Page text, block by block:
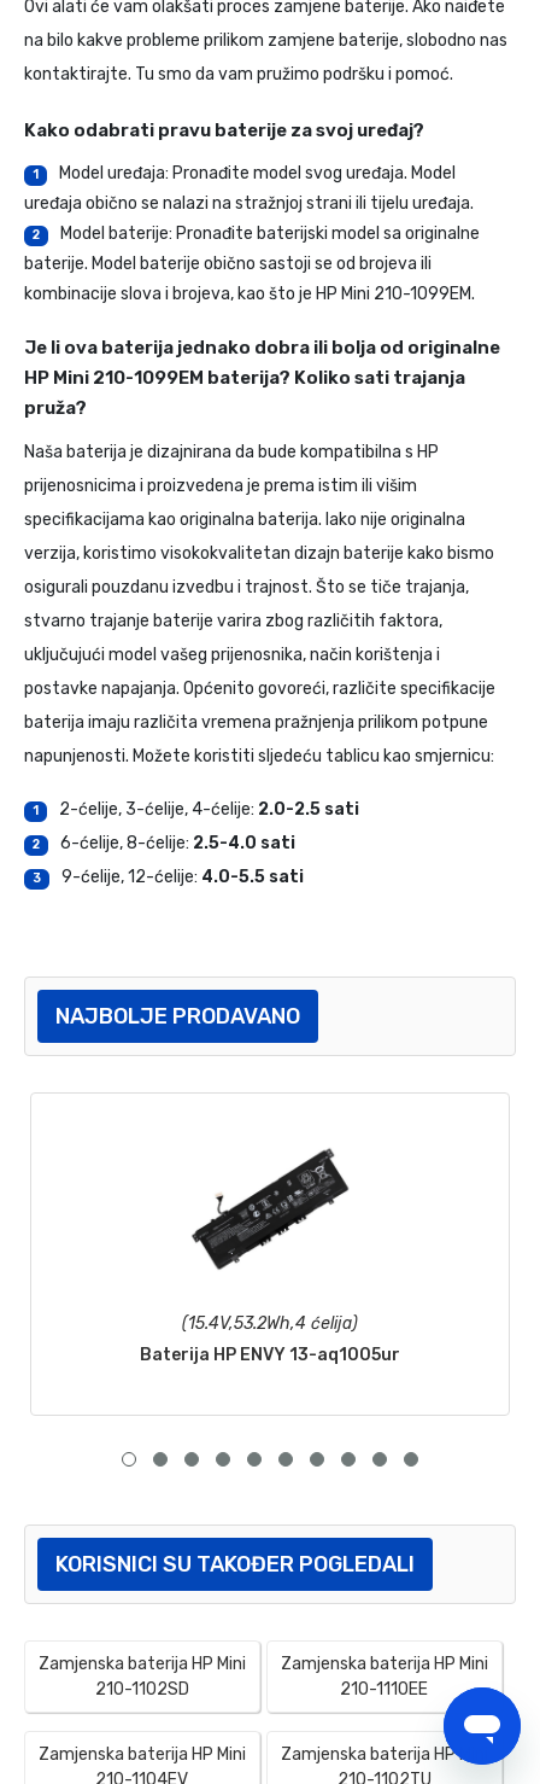
Ovi alati će vam olakšati proces zamjene baterije. Ako naiđete
na bilo kakve probleme prilikom zamjene baterije, slobodno nas
kontaktirajte. Tu smo da vam pružimo podršku i pomoć.
Kako odabrati pravu baterije za svoj uređaj?
1
Model uređaja: Pronađite model svog uređaja. Model
uređaja obično se nalazi na stražnjoj strani ili tijelu uređaja.
2
Model baterije: Pronađite baterijski model sa originalne
baterije. Model baterije obično sastoji se od brojeva ili
kombinacije slova i brojeva, kao što je HP Mini 210-1099EM.
Je li ova baterija jednako dobra ili bolja od originalne
HP Mini 210-1099EM baterija? Koliko sati trajanja
pruža?
Naša baterija je dizajnirana da bude kompatibilna s HP
prijenosnicima i proizvedena je prema istim ili višim
specifikacijama kao originalna baterija. Iako nije originalna
verzija, koristimo visokokvalitetan dizajn baterije kako bismo
osigurali pouzdanu izvedbu i trajnost. Što se tiče trajanja,
stvarno trajanje baterije varira zbog različitih faktora,
uključujući model vašeg prijenosnika, način korištenja i
postavke napajanja. Općenito govoreći, različite specifikacije
baterija imaju različita vremena pražnjenja prilikom potpune
napunjenosti. Možete koristiti sljedeću tablicu kao smjernicu:
1 2-ćelije, 3-ćelije, 4-ćelije: 2.0-2.5 sati
2 6-ćelije, 8-ćelije: 2.5-4.0 sati
3 9-ćelije, 12-ćelije: 4.0-5.5 sati
NAJBOLJE PRODAVANO
(15.4V,53.2Wh,4 ćelija)
Baterija HP ENVY 13-aq1005ur
KORISNICI SU TAKOĐER POGLEDALI
Zamjenska baterija HP Mini
210-1102SD
Zamjenska baterija HP Mini
210-1110EE
Zamjenska baterija HP Mini
Zamjenska baterija HP Mini